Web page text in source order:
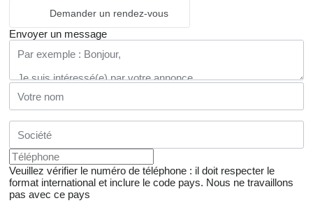
Demander un rendez-vous
Envoyer un message
Veuillez vérifier le numéro de téléphone : il doit respecter le
format international et inclure le code pays. Nous ne travaillons
pas avec ce pays